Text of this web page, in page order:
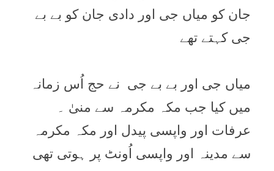
جان کو میاں جی اور دادی جان کو بے بے
جی کہتے تھے
میاں جی اور بے بے جی نے حج اُس زمانہ
میں کیا جب مکہ مکرمہ سے منیٰ ۔
عرفات اور واپسی پیدل اور مکہ مکرمہ
سے مدینہ اور واپسی اُونٹ پر ہوتی تھی